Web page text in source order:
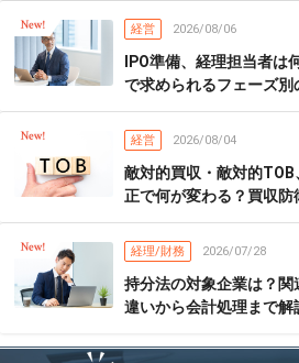
経営 2026/08/06
IPO準備、経理担当者は
で求められるフェーズ別
経営 2026/08/04
敵対的買収・敵対的
正で何が変わる？買収防
経理/財務 2026/07/28
持分法の対象企業は？
違いから会計処理まで解